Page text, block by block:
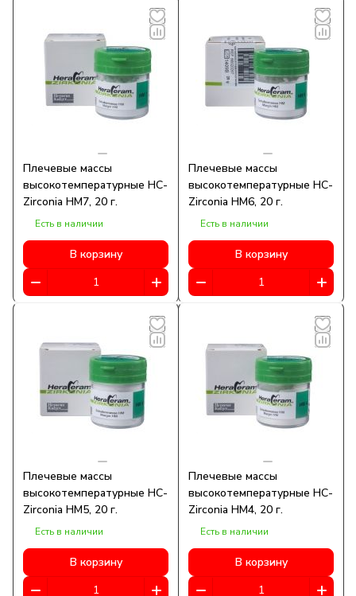
Плечевые массы
высокотемпературные HC-
Zirconia HM7, 20 г.
Есть в наличии
В корзину
Плечевые массы
высокотемпературные HC-
Zirconia HM6, 20 г.
Есть в наличии
В корзину
Плечевые массы
высокотемпературные HC-
Zirconia HM5, 20 г.
Есть в наличии
В корзину
Плечевые массы
высокотемпературные HC-
Zirconia HM4, 20 г.
Есть в наличии
В корзину